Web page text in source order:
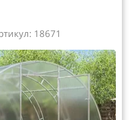
18671